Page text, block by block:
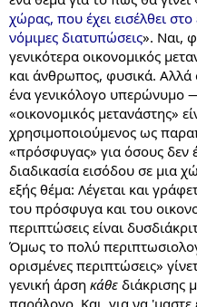
χώρας, που έχει εισέλθει
νόμιμες διατυπώσεις». Ναι,
γενικότερα οικονομικός
και άνθρωπος, φυσικά. Αλλά
ένα γενικόλογο
«οικονομικός μετανάστης»
χρησιμοποιούμενος ως
«πρόσφυγας» για όσους δεν
διαδικασία εισόδου σε μια
εξής θέμα: Λέγεται και
του πρόσφυγα και του
περιπτώσεις είναι
Όμως το πολύ
ορισμένες περιπτώσεις»
γενική άρση κάθε διάκρισης
παράλογο. Και, για να 'μαστε